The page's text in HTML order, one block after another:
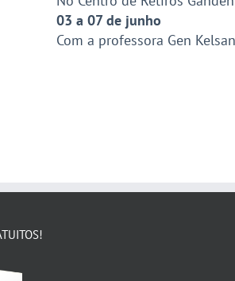
03 a 07 de junho
Com a professora Gen